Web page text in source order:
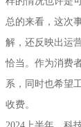
总的来看，这次
解，还反映出运
恰当。作为消费
系，同时也希望
收费。